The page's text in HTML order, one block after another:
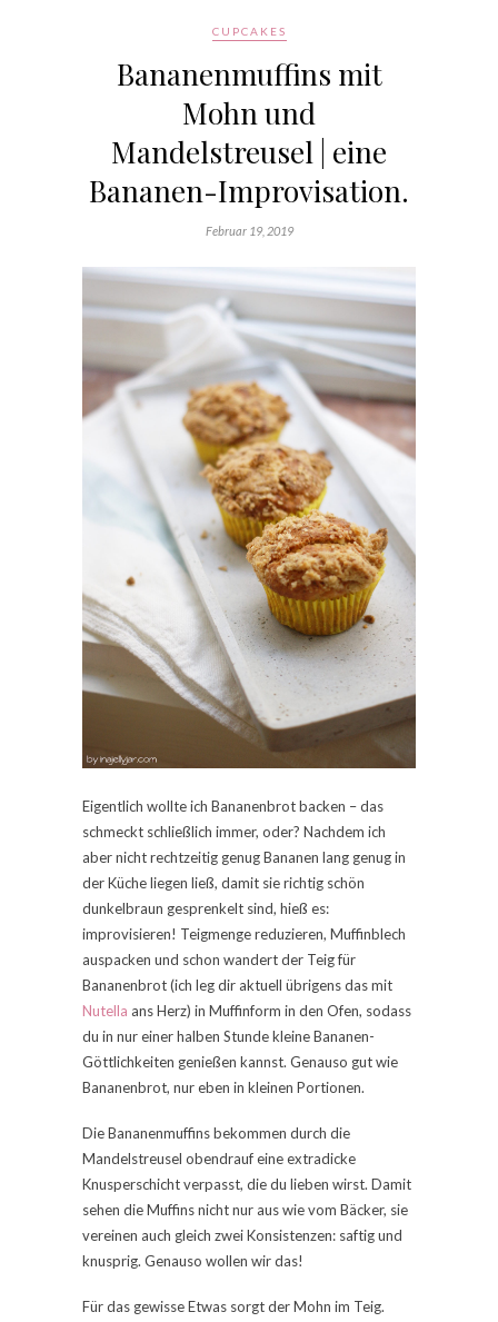
CUPCAKES
Bananenmuffins mit
Mohn und
Mandelstreusel | eine
Bananen-Improvisation.
Februar 19, 2019
Eigentlich wollte ich Bananenbrot backen – das
schmeckt schließlich immer, oder? Nachdem ich
aber nicht rechtzeitig genug Bananen lang genug in
der Küche liegen ließ, damit sie richtig schön
dunkelbraun gesprenkelt sind, hieß es:
improvisieren! Teigmenge reduzieren, Muffinblech
auspacken und schon wandert der Teig für
Bananenbrot (ich leg dir aktuell übrigens das mit
Nutella ans Herz) in Muffinform in den Ofen, sodass
du in nur einer halben Stunde kleine Bananen-
Göttlichkeiten genießen kannst. Genauso gut wie
Bananenbrot, nur eben in kleinen Portionen.
Die Bananenmuffins bekommen durch die
Mandelstreusel obendrauf eine extradicke
Knusperschicht verpasst, die du lieben wirst. Damit
sehen die Muffins nicht nur aus wie vom Bäcker, sie
vereinen auch gleich zwei Konsistenzen: saftig und
knusprig. Genauso wollen wir das!
Für das gewisse Etwas sorgt der Mohn im Teig.